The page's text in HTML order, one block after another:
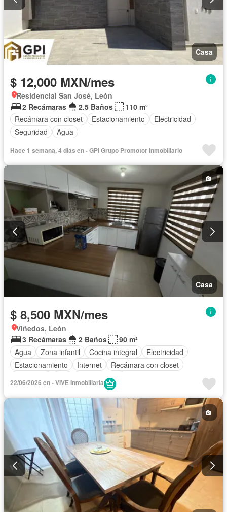
Casa
$ 12,000 MXN/mes
Residencial San José, León
2 Recámaras
2.5 Baños
110 m²
Recámara con closet
Estacionamiento
Electricidad
Seguridad
Agua
Hace 1 semana, 4 días en - GPI Grupo Promotor Inmobiliario
Casa
$ 8,500 MXN/mes
Viñedos, León
3 Recámaras
2 Baños
90 m²
Agua
Zona infantil Cocina integral
Electricidad
Estacionamiento
Internet
Recámara con closet
Zonas verdes
22/06/2026 en - VIVE Inmobiliaria